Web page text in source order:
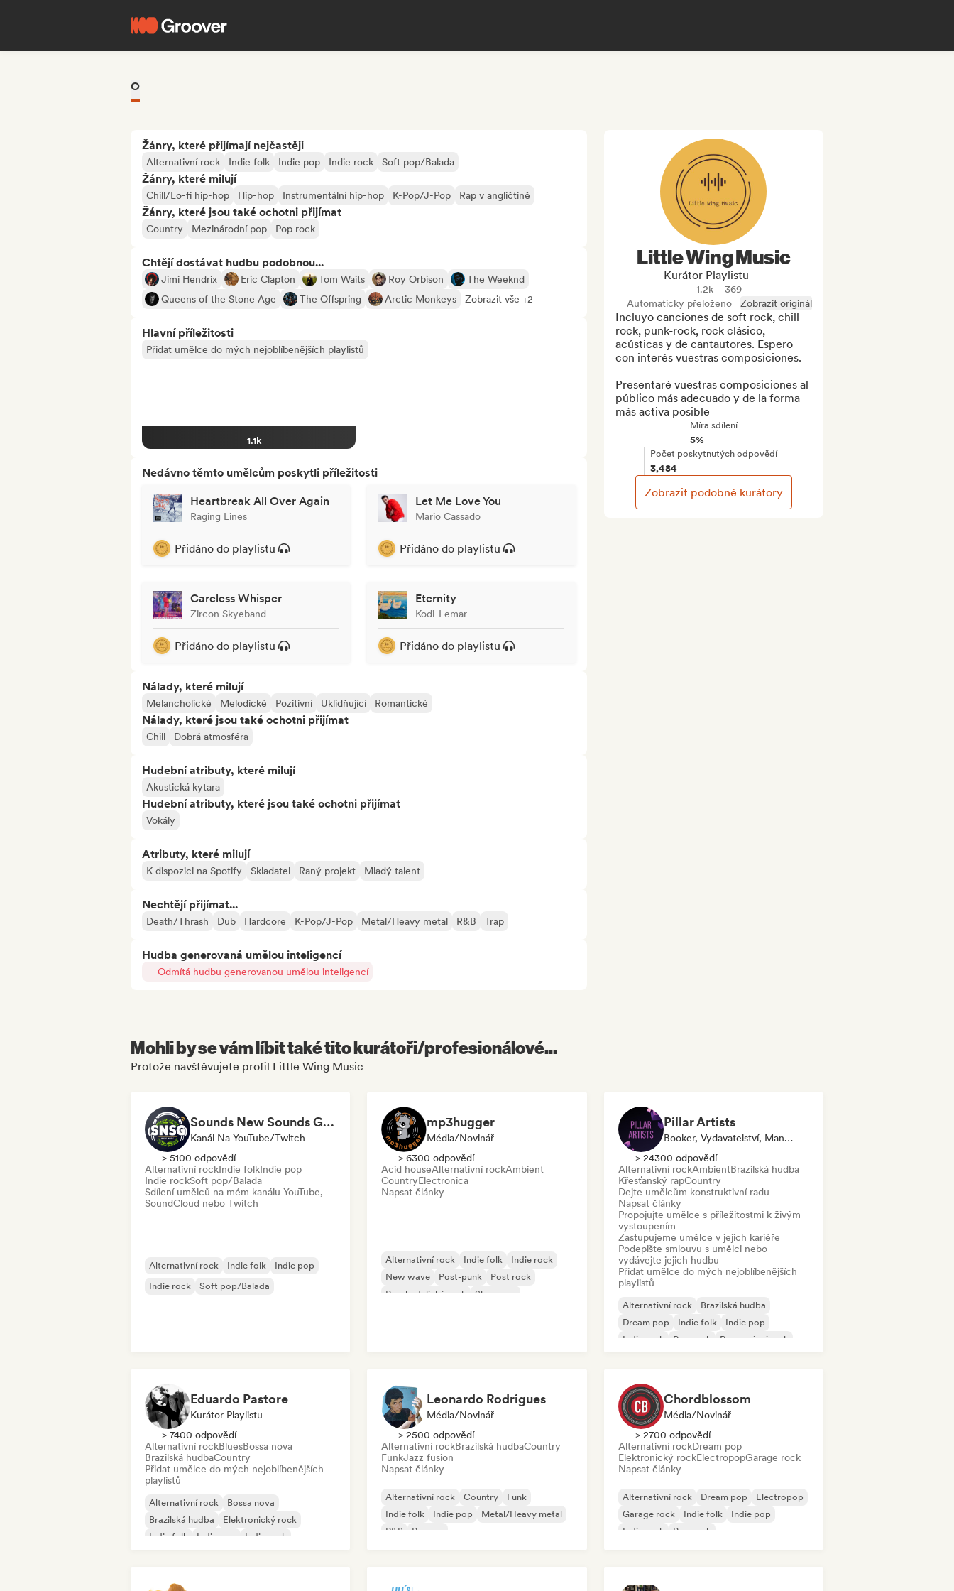
O
Žánry, které přijímají nejčastěji
Alternativní rock Indie folk Indie pop Indie rock Soft pop/Balada
Žánry, které milují
Chill/Lo-fi hip-hop Hip-hop Instrumentální hip-hop K-Pop/J-Pop Rap v angličtině
Žánry, které jsou také ochotni přijímat
Country Mezinárodní pop Pop rock
Chtějí dostávat hudbu podobnou...
Jimi Hendrix Eric Clapton Tom Waits Roy Orbison
The Weeknd
Queens of the Stone Age
The Offspring Arctic Monkeys Zobrazit vše +2
Hlavní příležitosti
Přidat umělce do mých nejoblíbenějších playlistů
1.1k
Nedávno těmto umělcům poskytli příležitosti
Heartbreak All Over Again
Raging Lines
Přidáno do playlistu
Let Me Love You
Mario Cassado
Přidáno do playlistu
Careless Whisper
Zircon Skyeband
Přidáno do playlistu
Eternity
Kodi-Lemar
Přidáno do playlistu
Nálady, které milují
Melancholické Melodické Pozitivní Uklidňující Romantické
Nálady, které jsou také ochotni přijímat
Chill Dobrá atmosféra
Hudební atributy, které milují
Akustická kytara
Hudební atributy, které jsou také ochotni přijímat
Vokály
Atributy, které milují
K dispozici na Spotify Skladatel Raný projekt Mladý talent
Nechtějí přijímat...
Death/Thrash Dub Hardcore K-Pop/J-Pop Metal/Heavy metal R&B Trap
Hudba generovaná umělou inteligencí
Odmítá hudbu generovanou umělou inteligencí
Little Wing Music
Kurátor Playlistu
1.2k
369
Automaticky přeloženo
Zobrazit originál
Incluyo canciones de soft rock, chill
rock, punk-rock, rock clásico,
acústicas y de cantautores. Espero
con interés vuestras composiciones.
Presentaré vuestras composiciones al
público más adecuado y de la forma
más activa posible
Míra sdílení
5%
Počet poskytnutých odpovědí
3,484
Zobrazit podobné kurátory
Mohli by se vám líbit také tito kurátoři/profesionálové...
Protože navštěvujete profil Little Wing Music
Sounds New Sounds Good
Kanál Na YouTube/Twitch
> 5100 odpovědí
Alternativní rockIndie folkIndie pop
Indie rockSoft pop/Balada
Sdílení umělců na mém kanálu YouTube,
SoundCloud nebo Twitch
Alternativní rock Indie folk
Indie pop
Indie rock
Soft pop/Balada
mp3hugger
Média/novinář
> 6300 odpovědí
Acid houseAlternativní rockAmbient
CountryElectronica
Napsat články
Alternativní rock Indie folk
Indie rock
New wave
Post-punk
Post rock
Psychedelický rock
Shoegaze
Pillar Artists
Booker, Vydavatelství, Manažer, Média/novinář, Mentor, Kurátor Playlistu
> 24300 odpovědí
Alternativní rockAmbientBrazilská hudba
Křesťanský rapCountry
Dejte umělcům konstruktivní radu
Napsat články
Propojujte umělce s příležitostmi k živým
vystoupením
Zastupujeme umělce v jejich kariéře
Podepište smlouvu s umělci nebo
vydávejte jejich hudbu
Přidat umělce do mých nejoblíbenějších
playlistů
Alternativní rock
Brazilská hudba
Dream pop
Indie folk
Indie pop
Indie rock
Pop rock Progresivní rock
Eduardo Pastore
Kurátor Playlistu
> 7400 odpovědí
Alternativní rockBluesBossa nova
Brazilská hudbaCountry
Přidat umělce do mých nejoblíbenějších
playlistů
Alternativní rock
Bossa nova
Brazilská hudba
Elektronický rock
Indie folk
Indie pop
Indie rock
Leonardo Rodrigues
Média/novinář
> 2500 odpovědí
Alternativní rockBrazilská hudbaCountry
FunkJazz fusion
Napsat články
Alternativní rock Country
Funk
Indie folk
Indie pop
Metal/Heavy metal
R&B
Reggae
Chordblossom
Média/novinář
> 2700 odpovědí
Alternativní rockDream pop
Elektronický rockElectropopGarage rock
Napsat články
Alternativní rock Dream pop
Electropop
Garage rock
Indie folk
Indie pop
Indie rock
Pop rock